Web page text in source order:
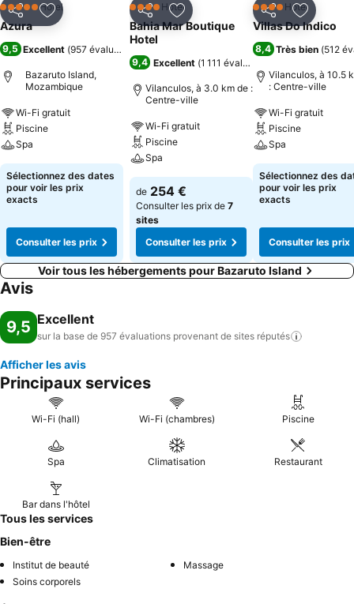
PartagerAjouter à mes favoris
5 Étoiles Hôtel
Azura
9,5 Excellent (957 évaluations
Bazaruto Island,
Mozambique
Wi-Fi gratuit
Piscine
Spa
Sélectionnez des dates
pour voir les prix
exacts
Consulter les prix
PartagerAjouter à mes favoris
4 ÉtoilesHôtel
Bahia Mar Boutique
Hotel
9,4 Excellent (1 111 évaluations
Vilanculos, à 3.0 km de :
Centre-ville
Wi-Fi gratuit
Piscine
Spa
de 254 €
Consulter les prix de 7
sites
Consulter les prix
PartagerAjouter
4 ÉtoilesHôtel
Villas Do Indico
8,4 Très bien (512
Vilanculos, à 10.5
: Centre-ville
Wi-Fi gratuit
Piscine
Spa
Sélectionnez des
pour voir les prix
exacts
Consulter les prix
Voir tous les hébergements pour Bazaruto Island
Avis
9,5 Excellent
sur la base de 957 évaluations provenant de sites réputés
Afficher les avis
Principaux services
Wi-Fi (hall) Wi-Fi (chambres) Piscine
Spa Climatisation Restaurant
Bar dans l'hôtel
Tous les services
Bien-être
Institut de beauté
Massage
Soins corporels